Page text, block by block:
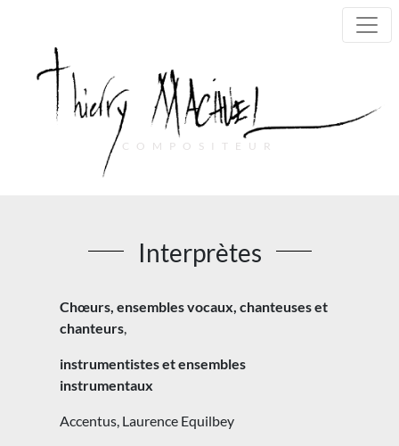
COMPOSITEUR
Main Navigation
Interprètes
Chœurs, ensembles vocaux, chanteuses et
chanteurs
instrumentistes et ensembles
instrumentaux
Accentus, Laurence Equilbey